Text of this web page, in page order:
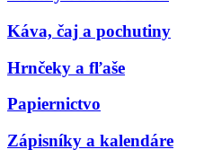
Káva, čaj a pochutiny
Hrnčeky a fľaše
Papiernictvo
Zápisníky a kalendáre